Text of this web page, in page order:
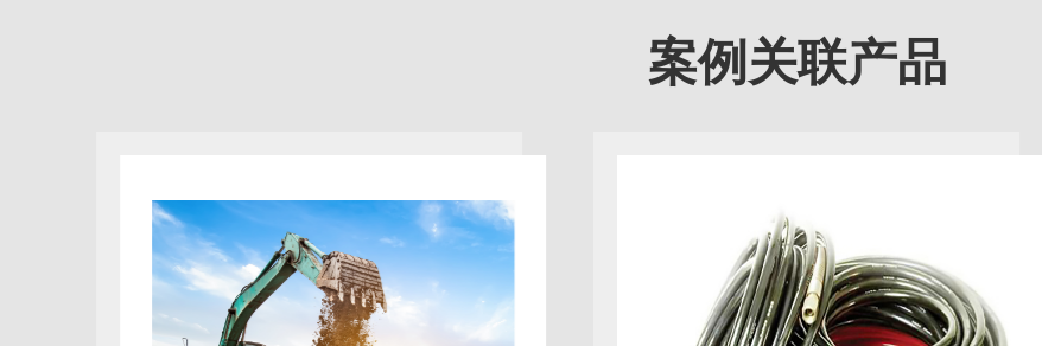
案例关联产品